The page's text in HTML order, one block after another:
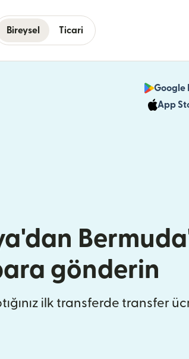
Bireysel Ticari
Google
App
gönderin
ilk transferde transfer